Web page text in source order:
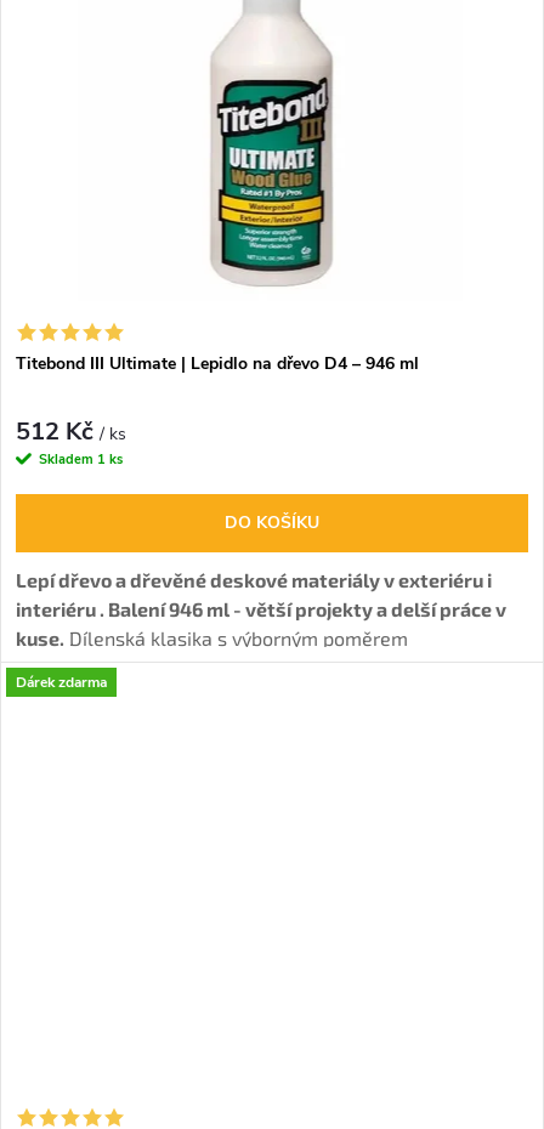
Titebond III Ultimate | Lepidlo na dřevo D4 – 946 ml
512 Kč/ ks
Skladem 1 ks
DO KOŠÍKU
Lepí dřevo a dřevěné deskové materiály v exteriéru i
interiéru . Balení946 ml - větší projekty a delší práce v
kuse. Dílenská klasika s výborným poměrem
cena/spotřeba – méně dokupování, víc klidu při
práci. Tvoří
Dárek zdarma